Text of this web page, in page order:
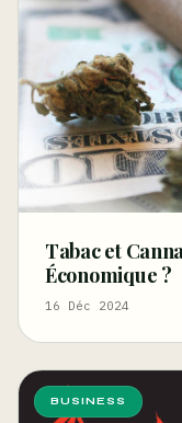
Tabac et
Économique ?
16 Déc 2024
BUSINESS